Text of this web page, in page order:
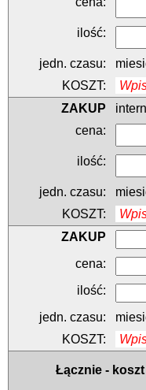
Łącznie -